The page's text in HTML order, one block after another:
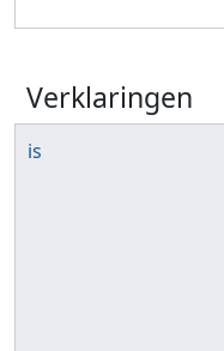
Verklaringen
is